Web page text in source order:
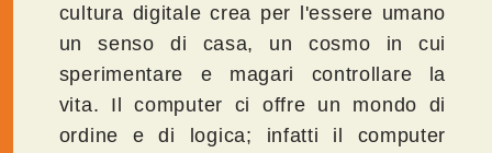
cultura digitale crea per l'essere umano
un senso di casa, un cosmo in cui
sperimentare e magari controllare la
vita. Il computer ci offre un mondo di
ordine e di logica; infatti il computer